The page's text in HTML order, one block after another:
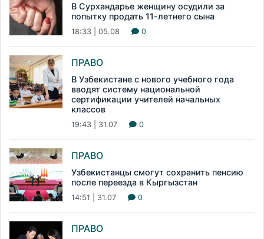
В Сурхандарье женщину осудили за
попытку продать 11-летнего сына
18:33 | 05.08 0
ПРАВО
В Узбекистане с нового учебного года
вводят систему национальной
сертификации учителей начальных
классов
19:43 | 31.07 0
ПРАВО
Узбекистанцы смогут сохранить пенсию
после переезда в Кыргызстан
14:51 | 31.07 0
ПРАВО